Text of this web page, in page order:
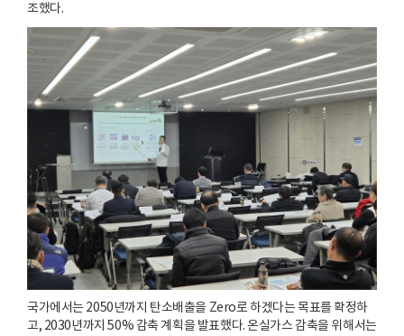
조했다.
국가에서는 2050년까지 탄소배출을 Zero로 하겠다는 목표를 확정하
고, 2030년까지 50% 감축 계획을 발표했다. 온실가스 감축을 위해서는